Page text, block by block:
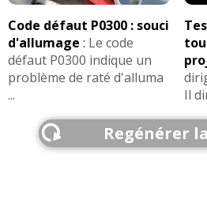
Code défaut P0300 : souci
d'allumage : Le code
défaut P0300 indique un
problème de raté d'alluma
...
Il
Regénérer